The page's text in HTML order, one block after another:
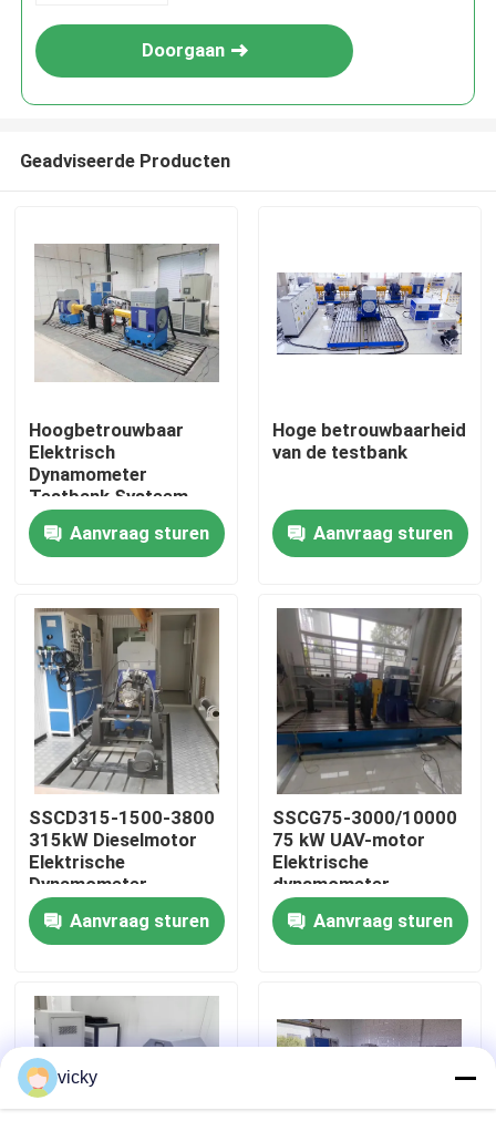
Thuis
Producten
Over Ons
Fabriekstour
Kwaliteitscontrole
Neem contact met ons op
Nieuws
Torsiedynamometer
Hoge snelheidsdynamometer
Doorgaan
Geadviseerde Producten
Hoogbetrouwbaar
Elektrisch
Dynamometer
Testbank Systeem
Aanvraag sturen
Hoge betrouwbaarheid
van de testbank
Aanvraag sturen
SSCD315-1500-3800
315kW Dieselmotor
Elektrische
Dynamometer
Testbank Systeem
Aanvraag sturen
SSCG75-3000/10000
75 kW UAV-motor
Elektrische
dynamometer
testbank
Aanvraag sturen
vicky